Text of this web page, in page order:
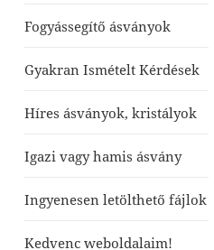
Fogyássegítő ásványok
Gyakran Ismételt Kérdések
Híres ásványok, kristályok
Igazi vagy hamis ásvány
Ingyenesen letölthető fájlok
Kedvenc weboldalaim!